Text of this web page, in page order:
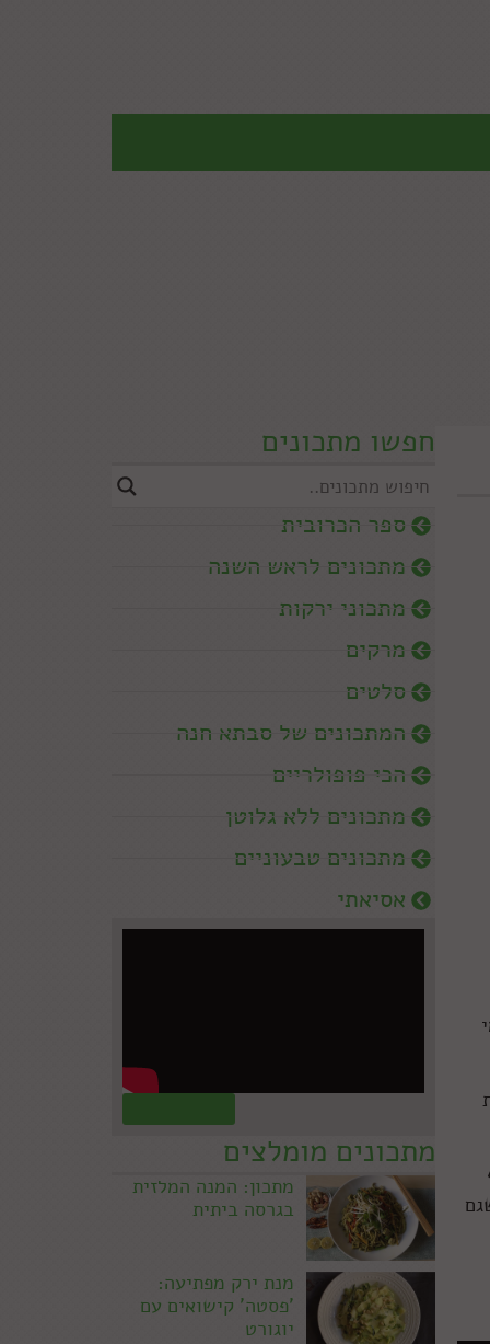
חפשו מתכונים
ספר הכרובית
מתכונים לראש השנה
מתכוני ירקות
מרקים
סלטים
המתכונים של סבתא חנה
הכי פופולריים
מתכונים ללא גלוטן
מתכונים טבעוניים
אסיאתי
מתכונים מומלצים
מתכון: המנה המלזית
בגרסה ביתית
מנת ירק מפתיעה:
'פסטה' קישואים עם
יוגורט